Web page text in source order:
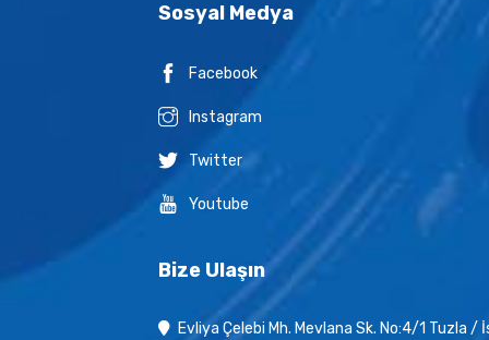
Sosyal Medya
Facebook
Instagram
Twitter
Youtube
Bize Ulaşın
Evliya Çelebi Mh. Mevlana Sk. No:4/1 Tuzla /